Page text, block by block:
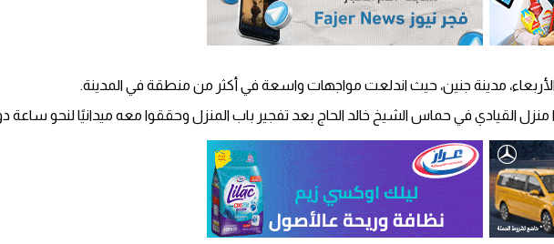
الأربعاء، مدينة جنين، حيث اندلعت مواجهات واسعة في أكثر من منطقة في المدينة.
منزل القيادي في حماس الشيخ خالد الحاج بعد تفجير باب المنزل وحققوا معه ميدانيًا لنحو